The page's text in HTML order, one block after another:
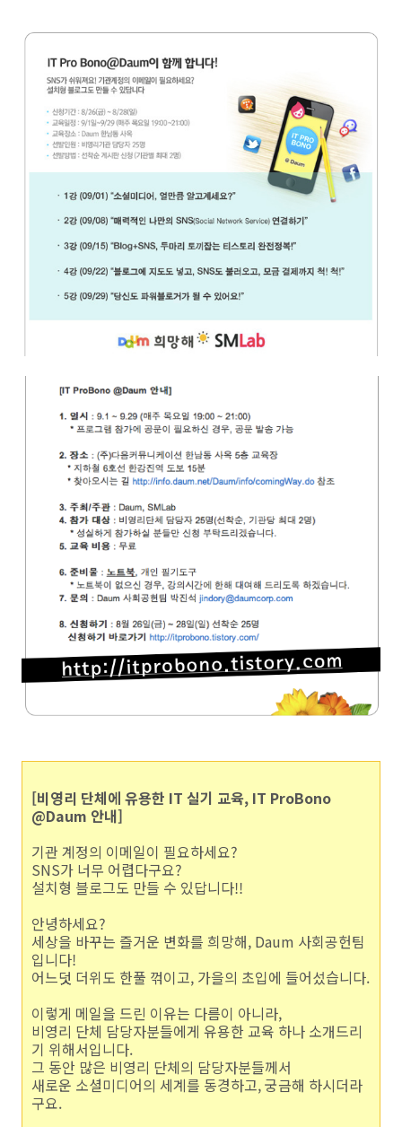
[비영리 단체에 유용한 IT 실기 교육, IT ProBono
@Daum 안내]
기관 계정의 이메일이 필요하세요?
SNS가 너무 어렵다구요?
설치형 블로그도 만들 수 있답니다!!
안녕하세요?
세상을 바꾸는 즐거운 변화를 희망해, Daum 사회공헌팀
입니다!
어느덧 더위도 한풀 꺾이고, 가을의 초입에 들어섰습니다.
이렇게 메일을 드린 이유는 다름이 아니라,
비영리 단체 담당자분들에게 유용한 교육 하나 소개드리
기 위해서입니다.
그 동안 많은 비영리 단체의 담당자분들께서
새로운 소셜미디어의 세계를 동경하고, 궁금해 하시더라
구요.